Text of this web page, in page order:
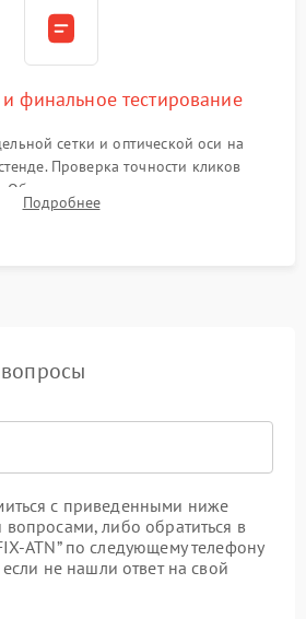
финальное тестирование
сетки и оптической оси на
Проверка точности кликов
Обязательное испытание прицела на
проверки устойчивости к отдаче и
Подробнее
с приведенными ниже
либо обратиться в
ATN” по следующему телефону
если не нашли ответ на свой